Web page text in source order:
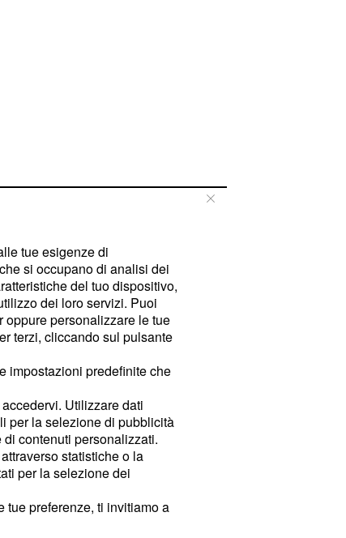
tue esigenze di
si occupano di analisi dei
del tuo dispositivo,
dei loro servizi. Puoi
oppure personalizzare le tue
terzi, cliccando sul pulsante
impostazioni predefinite che
Utilizzare dati
per la selezione di pubblicità
contenuti personalizzati.
statistiche o la
per la selezione dei
tue preferenze, ti invitiamo a